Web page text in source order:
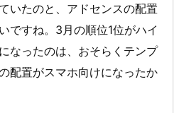
いたのと、アドセンスの配置
ですね。3月の順位1位がハイ
なったのは、おそらくテンプ
配置がスマホ向けになったか